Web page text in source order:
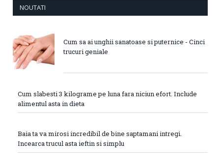
NOUTATI
Cum sa ai unghii sanatoase si puternice - Cinci
trucuri geniale
Cum slabesti 3 kilograme pe luna fara niciun efort. Include
alimentul asta in dieta
Baia ta va mirosi incredibil de bine saptamani intregi.
Incearca trucul asta ieftin si simplu